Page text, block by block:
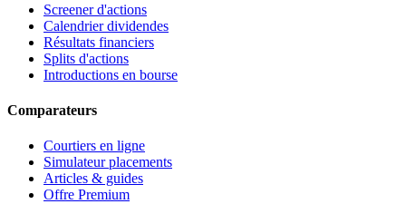
Screener d'actions
Calendrier dividendes
Résultats financiers
Splits d'actions
Introductions en bourse
Comparateurs
Courtiers en ligne
Simulateur placements
Articles & guides
Offre Premium